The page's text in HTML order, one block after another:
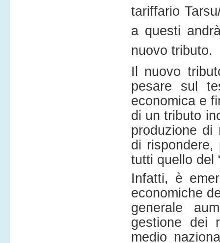
tariffario
a questi
nuovo tributo.
Il nuovo
pesare sul
economica e
di un tributo
produzione di
di rispondere,
tutti quello del
Infatti, è
economiche
generale
gestione dei
medio